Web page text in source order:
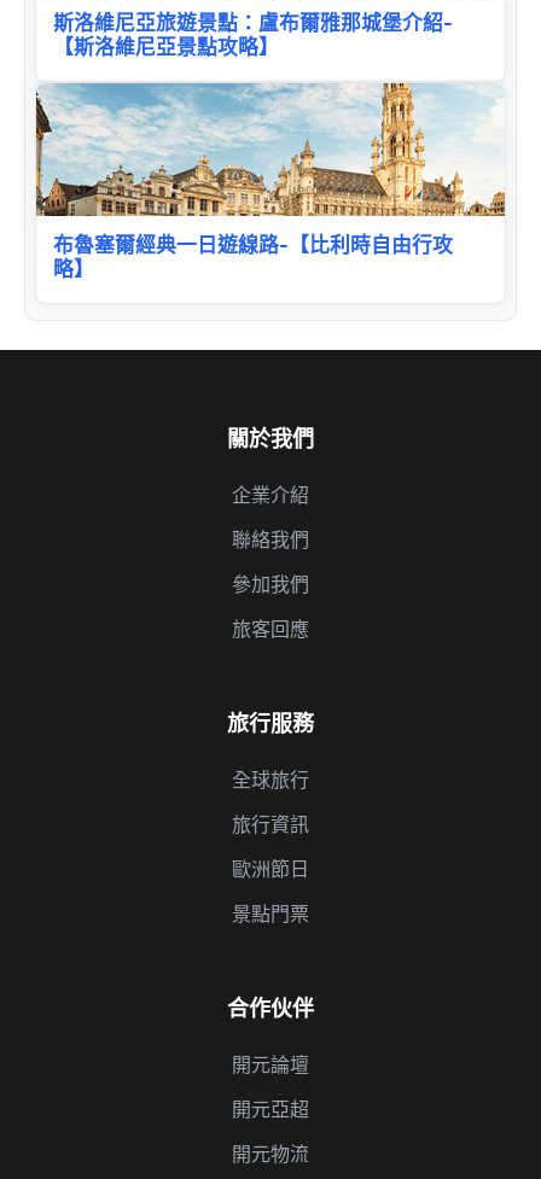
斯洛維尼亞旅遊景點：盧布爾雅那城堡介紹-
【斯洛維尼亞景點攻略】
布魯塞爾經典一日遊線路-【比利時自由行攻
略】
關於我們
企業介紹
聯絡我們
參加我們
旅客回應
旅行服務
全球旅行
旅行資訊
歐洲節日
景點門票
合作伙伴
開元論壇
開元亞超
開元物流